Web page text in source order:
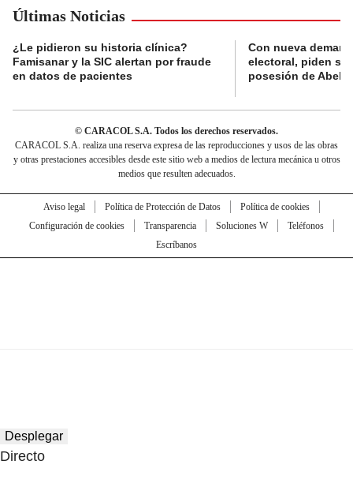
Últimas Noticias
¿Le pidieron su historia clínica?
Famisanar y la SIC alertan por fraude
en datos de pacientes
Con nueva
electoral, piden
posesión de
© CARACOL S.A. Todos los derechos reservados.
CARACOL S.A. realiza una reserva expresa de las reproducciones y usos de las obras
y otras prestaciones accesibles desde este sitio web a medios de lectura mecánica u otros
medios que resulten adecuados.
Aviso legal Política de Protección de Datos
Política de cookies
Configuración de cookies
Transparencia Soluciones W
Teléfonos
Escríbanos
Desplegar
Directo